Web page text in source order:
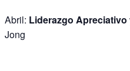
Abril: Liderazgo Apreciativo
Jong